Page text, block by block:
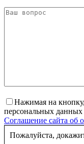
Нажимая на
персональных данных
Соглашение сайта об
Пожалуйста,